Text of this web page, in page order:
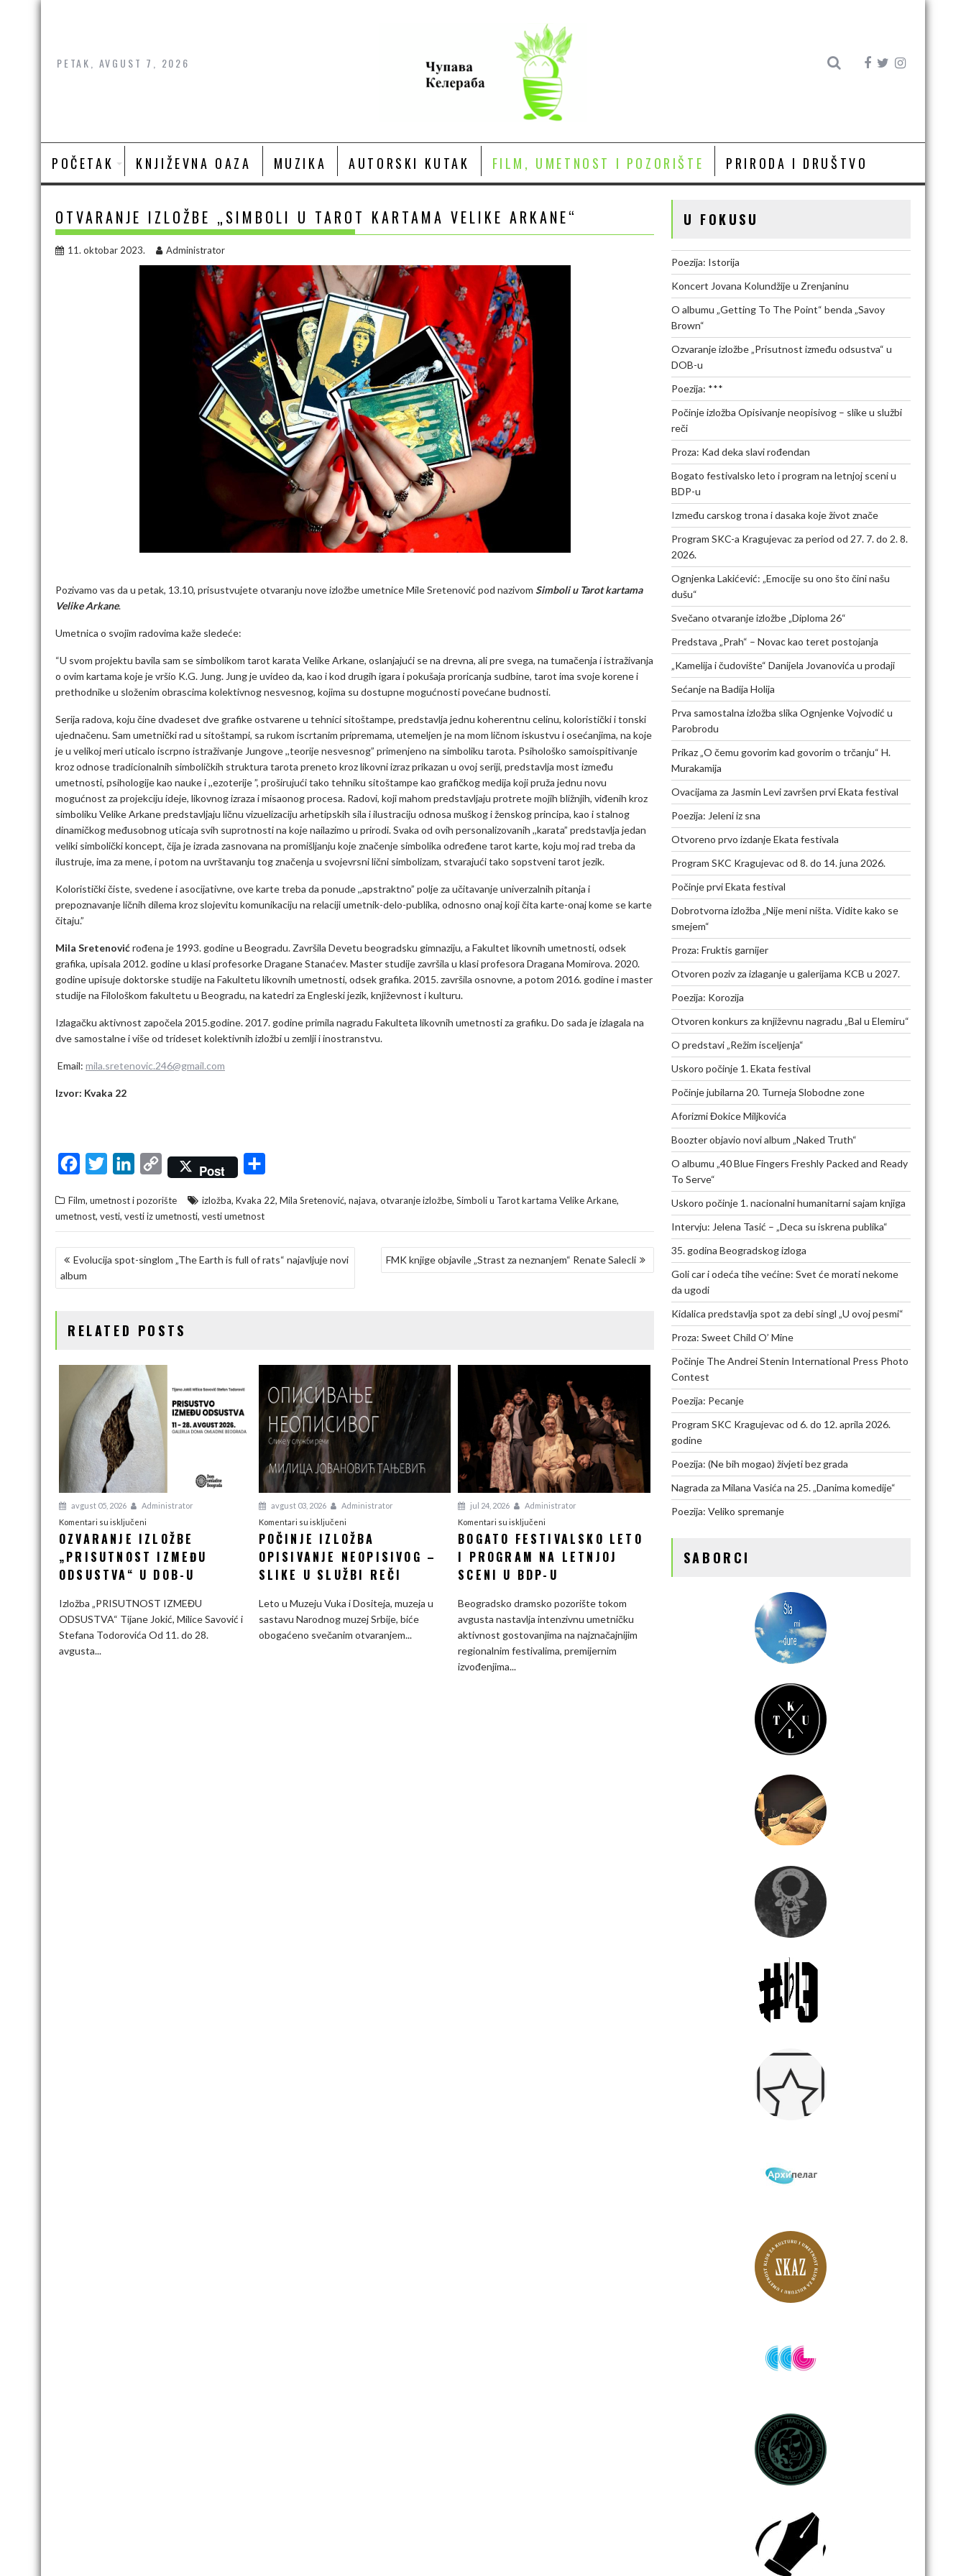
Skip
PETAK, AVGUST 7, 2026
POČETAK KNJIŽEVNA OAZA MUZIKA AUTORSKI KUTAK FILM, UMETNOST I POZORIŠTE PRIRODA I DRUŠTVO
OTVARANJE IZLOŽBE „SIMBOLI U TAROT KARTAMA VELIKE ARKANE“
11. oktobar 2023. Administrator
Pozivamo vas da u petak, 13.10, prisustvujete otvaranju nove izložbe umetnice Mile Sretenović pod nazivom Simboli u Tarot kartama
Velike Arkane.
Umetnica o svojim radovima kaže sledeće:
“U svom projektu bavila sam se simbolikom tarot karata Velike Arkane, oslanjajući se na drevna, ali pre svega, na tumačenja i istraživanja
o ovim kartama koje je vršio K.G. Jung. Jung je uvideo da, kao i kod drugih igara i pokušaja proricanja sudbine, tarot ima svoje korene i
prethodnike u složenim obrascima kolektivnog nesvesnog, kojima su dostupne mogućnosti povećane budnosti.
Serija radova, koju čine dvadeset dve grafike ostvarene u tehnici sitoštampe, predstavlja jednu koherentnu celinu, koloristički i tonski
ujednačenu. Sam umetnički rad u sitoštampi, sa rukom iscrtanim pripremama, utemeljen je na mom ličnom iskustvu i osećanjima, na koje
je u velikoj meri uticalo iscrpno istraživanje Jungove ,,teorije nesvesnog” primenjeno na simboliku tarota. Psihološko samoispitivanje
kroz odnose tradicionalnih simboličkih struktura tarota preneto kroz likovni izraz prikazan u ovoj seriji, predstavlja most između
umetnosti, psihologije kao nauke i ,,ezoterije ”, proširujući tako tehniku sitoštampe kao grafičkog medija koji pruža jednu novu
mogućnost za projekciju ideje, likovnog izraza i misaonog procesa. Radovi, koji mahom predstavljaju protrete mojih bližnjih, viđenih kroz
simboliku Velike Arkane predstavljaju ličnu vizuelizaciju arhetipskih sila i ilustraciju odnosa muškog i ženskog principa, kao i stalnog
dinamičkog međusobnog uticaja svih suprotnosti na koje nailazimo u prirodi. Svaka od ovih personalizovanih ,,karata” predstavlja jedan
veliki simbolički koncept, čija je izrada zasnovana na promišljanju koje značenje simbolika određene tarot karte, koju moj rad treba da
ilustruje, ima za mene, i potom na uvrštavanju tog značenja u svojevrsni lični simbolizam, stvarajući tako sopstveni tarot jezik.
Koloristički čiste, svedene i asocijativne, ove karte treba da ponude ,,apstraktno” polje za učitavanje univerzalnih pitanja i
prepoznavanje ličnih dilema kroz slojevitu komunikaciju na relaciji umetnik-delo-publika, odnosno onaj koji čita karte-onaj kome se karte
čitaju.”
Mila Sretenovićrođena je 1993. godine u Beogradu. Završila Devetu beogradsku gimnaziju, a Fakultet likovnih umetnosti, odsek
grafika, upisala 2012. godine u klasi profesorke Dragane Stanaćev. Master studije završila u klasi profesora Dragana Momirova. 2020.
godine upisuje doktorske studije na Fakultetu likovnih umetnosti, odsek grafika. 2015. završila osnovne, a potom 2016. godine i master
studije na Filološkom fakultetu u Beogradu, na katedri za Engleski jezik, književnost i kulturu.
Izlagačku aktivnost započela 2015.godine. 2017. godine primila nagradu Fakulteta likovnih umetnosti za grafiku. Do sada je izlagala na
dve samostalne i više od trideset kolektivnih izložbi u zemlji i inostranstvu.
​ Email: mila.sretenovic.246@gmail.com
Izvor: Kvaka 22
c
e
b
o
o
i
t
t
r
n
k
e
I
C
p
y
L
n
Post
a
r
e
Film, umetnost i pozorište izložba, Kvaka 22, Mila Sretenović, najava, otvaranje izložbe, Simboli u Tarot kartama Velike Arkane,
umetnost, vesti, vesti iz umetnosti, vesti umetnost
KRETANJE
ČLANKA
Evolucija spot-singlom „The Earth is full of rats“ najavljuje novi
album
FMK knjige objavile „Strast za neznanjem“ Renate Salecli
RELATED POSTS
avgust 05, 2026
Administrator
Komentari su isključeni
Ozvaranje
izložbe
„Prisutnost
odsustva“
u
DOB-
OZVARANJE IZLOŽBE
„PRISUTNOST IZMEĐU
ODSUSTVA“ U DOB-U
Izložba „PRISUTNOST IZMEĐU
ODSUSTVA“ Tijane Jokić, Milice Savović i
Stefana Todorovića Od 11. do 28.
avgusta...
avgust 03, 2026
Administrator
Komentari su isključenina
Počinje
izložba
Opisivanje
–
slike
u
POČINJE IZLOŽBA
OPISIVANJE NEOPISIVOG –
SLIKE U SLUŽBI REČI
Leto u Muzeju Vuka i Dositeja, muzeja u
sastavu Narodnog muzej Srbije, biće
obogaćeno svečanim otvaranjem...
jul 24, 2026
Administrator
Komentari su isključeni
Bogato
festivalsko
leto
program
na
letnjoj
sceni
BOGATO FESTIVALSKO LETO
I PROGRAM NA LETNJOJ
SCENI U BDP-U
Beogradsko dramsko pozorište tokom
avgusta nastavlja intenzivnu umetničku
aktivnost gostovanjima na najznačajnijim
regionalnim festivalima, premijernim
izvođenjima...
U FOKUSU
Poezija: Istorija
Koncert Jovana Kolundžije u Zrenjaninu
O albumu „Getting To The Point“ benda „Savoy
Brown“
Ozvaranje izložbe „Prisutnost između odsustva“ u
DOB-u
Poezija: ***
Počinje izložba Opisivanje neopisivog – slike u službi
reči
Proza: Kad deka slavi rođendan
Bogato festivalsko leto i program na letnjoj sceni u
BDP-u
Između carskog trona i dasaka koje život znače
Program SKC-a Kragujevac za period od 27. 7. do 2. 8.
2026.
Ognjenka Lakićević: „Emocije su ono što čini našu
dušu“
Svečano otvaranje izložbe „Diploma 26“
Predstava „Prah“ – Novac kao teret postojanja
„Kamelija i čudovište“ Danijela Jovanovića u prodaji
Sećanje na Badija Holija
Prva samostalna izložba slika Ognjenke Vojvodić u
Parobrodu
Prikaz „O čemu govorim kad govorim o trčanju“ H.
Murakamija
Ovacijama za Jasmin Levi završen prvi Ekata festival
Poezija: Jeleni iz sna
Otvoreno prvo izdanje Ekata festivala
Program SKC Kragujevac od 8. do 14. juna 2026.
Počinje prvi Ekata festival
Dobrotvorna izložba „Nije meni ništa. Vidite kako se
smejem“
Proza: Fruktis garnijer
Otvoren poziv za izlaganje u galerijama KCB u 2027.
Poezija: Korozija
Otvoren konkurs za književnu nagradu „Bal u Elemiru“
O predstavi „Režim isceljenja“
Uskoro počinje 1. Ekata festival
Počinje jubilarna 20. Turneja Slobodne zone
Aforizmi Đokice Miljkovića
Boozter objavio novi album „Naked Truth“
O albumu „40 Blue Fingers Freshly Packed and Ready
To Serve“
Uskoro počinje 1. nacionalni humanitarni sajam knjiga
Intervju: Jelena Tasić – „Deca su iskrena publika“
35. godina Beogradskog izloga
Goli car i odeća tihe većine: Svet će morati nekome
da ugodi
Kidalica predstavlja spot za debi singl „U ovoj pesmi“
Proza: Sweet Child O’ Mine
Počinje The Andrei Stenin International Press Photo
Contest
Poezija: Pecanje
Program SKC Kragujevac od 6. do 12. aprila 2026.
godine
Poezija: (Ne bih mogao) živjeti bez grada
Nagrada za Milana Vasića na 25. „Danima komedije“
Poezija: Veliko spremanje
SABORCI